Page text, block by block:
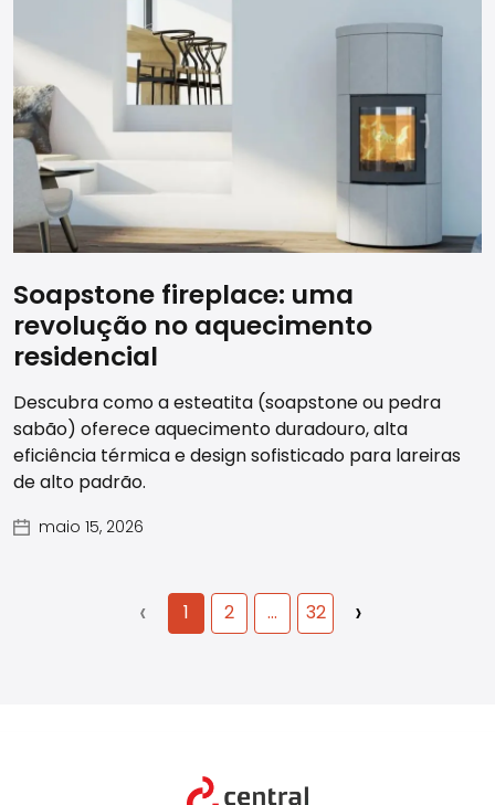
Soapstone fireplace: uma
revolução no aquecimento
residencial
Descubra como a esteatita (soapstone ou pedra
sabão) oferece aquecimento duradouro, alta
eficiência térmica e design sofisticado para lareiras
de alto padrão.
maio 15, 2026
‹ 1 2 ... 32 ›